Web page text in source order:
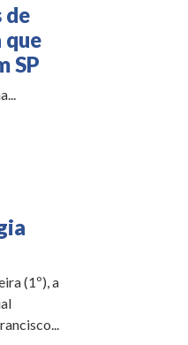
de
que
SP
(1º), a